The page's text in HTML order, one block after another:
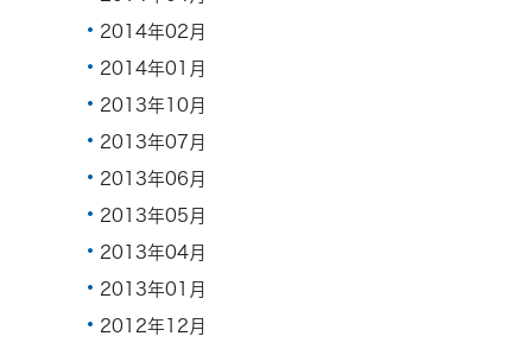
2014年02月
2014年01月
2013年10月
2013年07月
2013年06月
2013年05月
2013年04月
2013年01月
2012年12月